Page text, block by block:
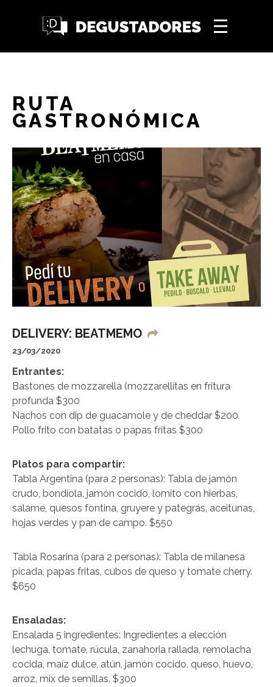
RUTA
GASTRONÓMICA
DELIVERY: BEATMEMO
23/03/2020
Entrantes:
Bastones de mozzarella (mozzarellitas en fritura
profunda $300
Nachos con dip de guacamole y de cheddar $200
Pollo frito con batatas o papas fritas $300
Platos para compartir:
Tabla Argentina (para 2 personas): Tabla de jamón
crudo, bondiola, jamón cocido, lomito con hierbas,
salame, quesos fontina, gruyere y pategrás, aceitunas,
hojas verdes y pan de campo. $550
Tabla Rosarina (para 2 personas): Tabla de milanesa
picada, papas fritas, cubos de queso y tomate cherry.
$650
Ensaladas:
Ensalada 5 ingredientes: Ingredientes a elección
lechuga, tomate, rúcula, zanahoria rallada, remolacha
cocida, maíz dulce, atún, jamón cocido, queso, huevo,
arroz, mix de semillas. $300